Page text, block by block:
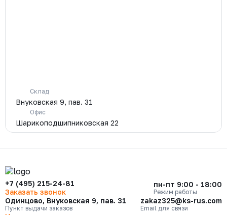
Склад
Внуковская 9, пав. 31
Офис
Шарикоподшипниковская 22
+7 (495) 215-24-81
Заказать звонок
пн-пт 9:00 - 18:00
Режим работы
Одинцово, Внуковская 9, пав. 31
Пункт выдачи заказов
zakaz325@ks-rus.com
Email для связи